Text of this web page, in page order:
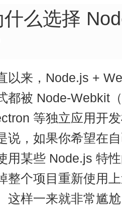
什么选择
以来，Node.js +
都被 Node-Webkit
等独立应用开
说，如果你希望在
用某些 Node.js 特
整个项目重新使用
这样一来就非常尴